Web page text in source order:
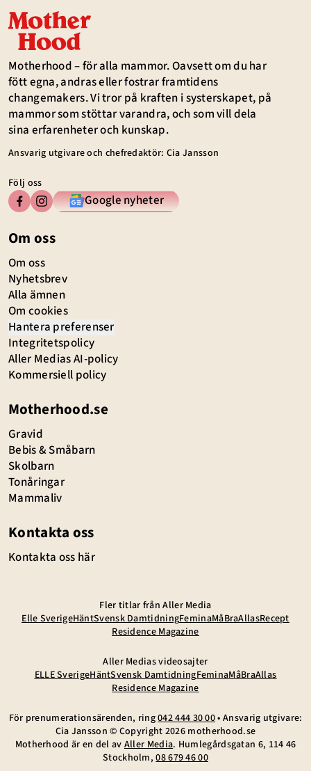
Motherhood – för alla mammor. Oavsett om du har
fött egna, andras eller fostrar framtidens
changemakers. Vi tror på kraften i systerskapet, på
mammor som stöttar varandra, och som vill dela
sina erfarenheter och kunskap.
Ansvarig utgivare och chefredaktör: Cia Jansson
Följ oss
Google nyheter
Om oss
Om oss
Nyhetsbrev
Alla ämnen
Om cookies
Hantera preferenser
Integritetspolicy
Aller Medias AI-policy
Kommersiell policy
Motherhood.se
Gravid
Bebis & Småbarn
Skolbarn
Tonåringar
Mammaliv
Kontakta oss
Kontakta oss här
Fler titlar från Aller Media
Elle SverigeHäntSvensk DamtidningFeminaMåBraAllasRecept
Residence Magazine
Aller Medias videosajter
ELLE SverigeHäntSvensk DamtidningFeminaMåBraAllas
Residence Magazine
För prenumerationsärenden, ring042 444 30 00• Ansvarig utgivare:
Cia Jansson © Copyright 2026 motherhood.se
Motherhood är en del av Aller Media. Humlegårdsgatan 6, 114 46
Stockholm, 08 679 46 00